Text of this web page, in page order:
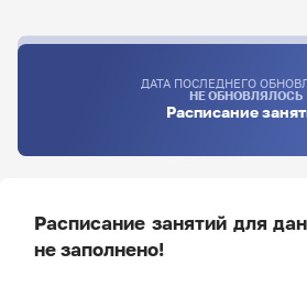
ДАТА ПОСЛЕДНЕГО
НЕ ОБНОВЛЯЛОСЬ
Расписание
Расписание занятий для
не заполнено!